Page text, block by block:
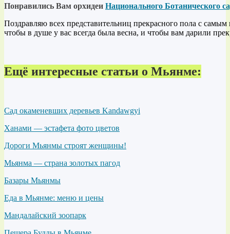
Понравились Вам орхидеи Национального Ботанического
Поздравляю всех представительниц прекрасного пола с
чтобы в душе у вас всегда была весна, и чтобы вам дарили
Ещё интересные статьи о Мьянме:
Сад окаменевших деревьев Kandawgyi
Ханами — эстафета фото цветов
Дороги Мьянмы строят женщины!
Мьянма — страна золотых пагод
Базары Мьянмы
Еда в Мьянме: меню и цены
Мандалайский зоопарк